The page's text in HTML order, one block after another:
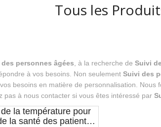
Tous les
personnes âgées , à la recherche de Suivi
à vos besoins. Non seulement Suivi des
besoins en matière de personnalisation.
pas à nous contacter si vous êtes intéressé par
la température pour
la santé des patients